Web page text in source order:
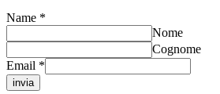
Name *
Nome
Cognome
Email *
invia